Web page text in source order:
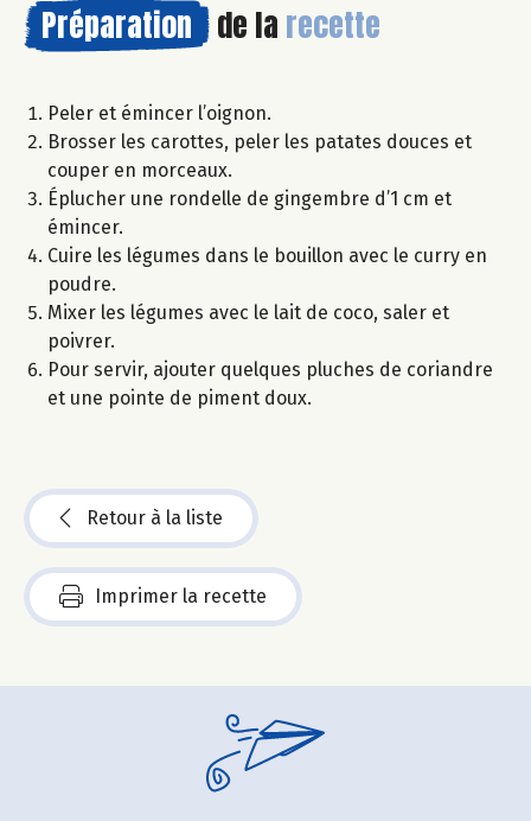
Préparation de la recette
Peler et émincer l’oignon.
Brosser les carottes, peler les patates douces et
couper en morceaux.
Éplucher une rondelle de gingembre d’1 cm et
émincer.
Cuire les légumes dans le bouillon avec le curry en
poudre.
Mixer les légumes avec le lait de coco, saler et
poivrer.
Pour servir, ajouter quelques pluches de coriandre
et une pointe de piment doux.
Retour à la liste
Imprimer la recette